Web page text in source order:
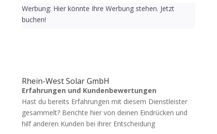
Werbung: Hier könnte Ihre Werbung stehen. Jetzt
buchen!
Rhein-West Solar GmbH
Erfahrungen und Kundenbewertungen
Hast du bereits Erfahrungen mit diesem Dienstleister
gesammelt? Berichte hier von deinen Eindrücken und
hilf anderen Kunden bei ihrer Entscheidung